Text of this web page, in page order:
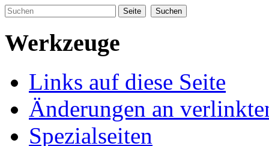
Werkzeuge
Links auf diese Seite
Änderungen an
Spezialseiten